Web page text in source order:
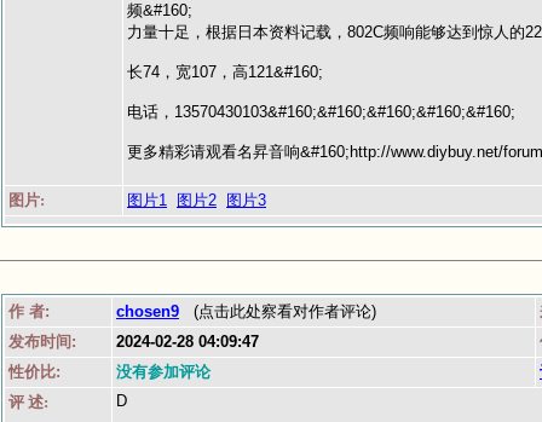
频&#160;
力量十足，根据日本资料记载，802C频响能够达到惊人的
长74，宽107，高121&#160;
电话，13570430103&#160;&#160;&#160;&#160;&#160;
更多精彩请观看名昇音响&#160;http://www.diybuy.net/
图片: 图片1 图片2 图片3
作 者: chosen9 (点击此处察看对作者评论)
发布时间:
2024-02-28 04:09:47
性价比:
没有参加评论
评 述:
D